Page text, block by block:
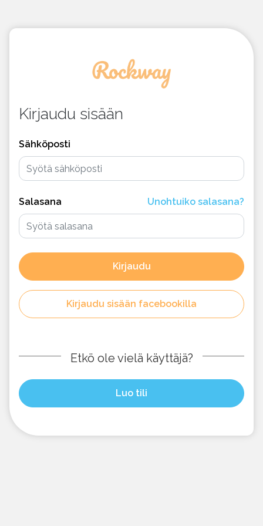
Kirjaudu sisään
Sähköposti
Salasana Unohtuiko salasana?
Kirjaudu
Kirjaudu sisään facebookilla
Etkö ole vielä käyttäjä?
Luo tili